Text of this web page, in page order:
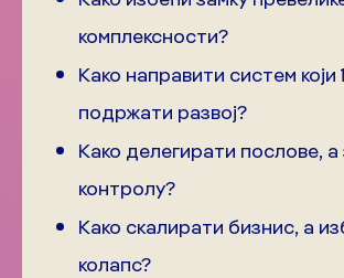
комплексности?
Како направити систем који
подржати развој?
Како делегирати послове,
контролу?
Како скалирати бизнис, а
колапс?